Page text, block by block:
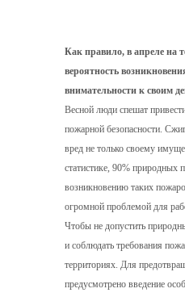
Как правило, в апреле на
вероятность
внимательности к своим
Весной люди спешат
пожарной безопасности.
вред не только своему
статистике, 90% природных
возникновению таких
огромной проблемой для
Чтобы не допустить
и соблюдать требования
территориях. Для
предусмотрено введение